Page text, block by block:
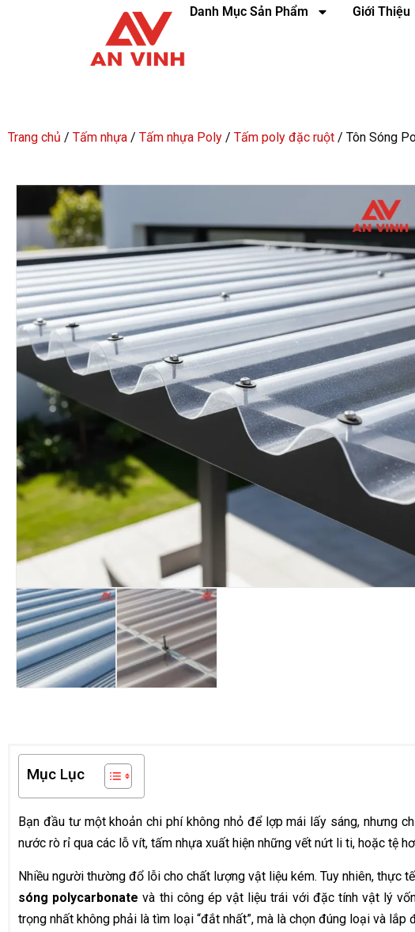
Danh Mục Sản Phẩm Giới Thiệu
Trang chủ / Tấm nhựa / Tấm nhựa Poly / Tấm poly đặc ruột / Tôn Sóng
Mục Lục
Bạn đầu tư một khoản chi phí không nhỏ để lợp mái lấy sáng, nhưng
nước rò rỉ qua các lỗ vít, tấm nhựa xuất hiện những vết nứt li ti, hoặc tệ
Nhiều người thường đổ lỗi cho chất lượng vật liệu kém. Tuy nhiên, thực
sóng polycarbonate và thi công ép vật liệu trái với đặc tính vật lý
trọng nhất không phải là tìm loại “đắt nhất”, mà là chọn đúng loại và lắp